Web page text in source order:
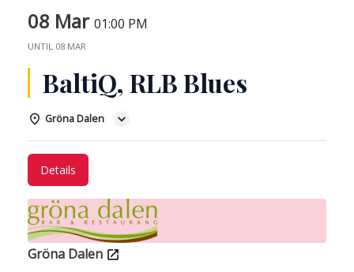
08 Mar 01:00 PM
UNTIL 08 MAR
BaltiQ, RLB Blues
Gröna Dalen
Details
Gröna Dalen